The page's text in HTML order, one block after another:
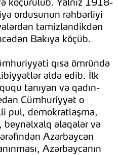
köçürülüb. Yalnız 1918-
ordusunun rəhbərliyi
təmizləndikdən
Bakıya köçüb.
qısa ömründə
əldə edib. İlk
tanıyan və qadın-
Cümhuriyyət o
pul, demokratlaşma,
beynəlxalq əlaqələr və
Azərbaycan
Azərbaycanın